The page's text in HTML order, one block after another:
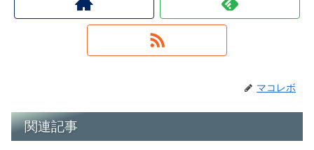
マコレボ
関連記事